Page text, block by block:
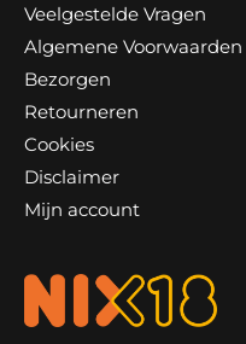
Veelgestelde Vragen
Algemene Voorwaarden
Bezorgen
Retourneren
Cookies
Disclaimer
Mijn account